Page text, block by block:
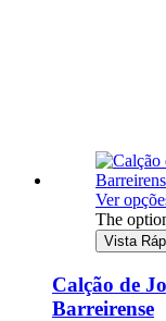
Ver
The
Vista
Calção de
Barreirense